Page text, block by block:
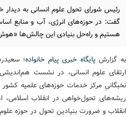
رئیس شورای تحول علوم انسانی به دیدار
گفت: در حوزه‌های انرژی، آب و منابع
هستیم و راه‌حل بنیادی این چالش‌ها
به گزارش پایگاه خبری پیام خانواده؛
ارتقای علوم انسانی، در نشست
نخبگانیِ مرکز خدمات حوزه‌های علمیه کشور
ریشه‌های تحول‌خواهی در انقلاب اسلامی،
انقلاب و ضرورت بنیادین تحول در حوزه